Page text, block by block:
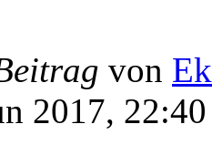
von
2017, 22:40